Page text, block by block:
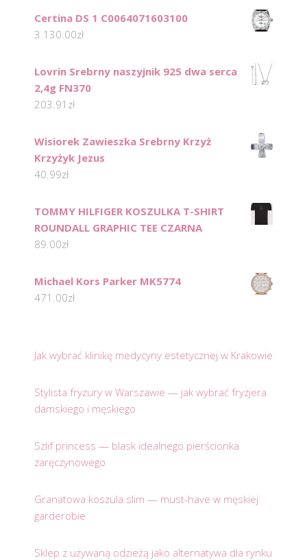
Certina DS 1 C0064071603100
3 130.00zł
Lovrin Srebrny naszyjnik 925 dwa serca
2,4g FN370
203.91 zł
Wisiorek Zawieszka Srebrny Krzyż
Krzyżyk Jezus
40.99zł
TOMMY HILFIGER KOSZULKA T-SHIRT
ROUNDALL GRAPHIC TEE CZARNA
89.00zł
Michael Kors Parker MK5774
471.00zł
Jak wybrać klinikę medycyny estetycznej w Krakowie
Stylista fryzury w Warszawie — jak wybrać fryzjera
damskiego i męskiego
Szlif princess — blask idealnego pierścionka
zaręczynowego
Granatowa koszula slim — must-have w męskiej
garderobie
Sklep z używaną odzieżą jako alternatywa dla rynku